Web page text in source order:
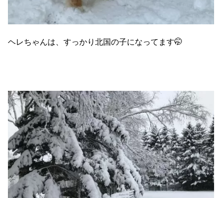
ヘレちゃんは、すっかり北国の子になってます🤭